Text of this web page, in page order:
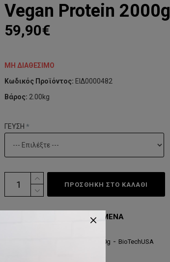
Vegan Protein 2000g
ΜΗ ΔΙΑΘΈΣΙΜΟ
Κωδικός Προϊόντος: ΕΙΔ0000482
Βάρος: 2.00kg
59,90€
ΓΕΥΣΗ
ΠΡΟΣΘΗΚΗ ΣΤΟ ΚΑΛΆΘΙ
ΠΡΟΣΘΉΚΗ ΣΤΑ ΑΓΑΠΗΜΈΝΑ
2000g - BioTechUSA